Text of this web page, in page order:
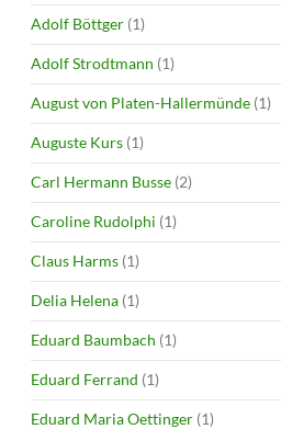
Adolf Böttger (1)
Adolf Strodtmann (1)
August von Platen-Hallermünde (1)
Auguste Kurs (1)
Carl Hermann Busse (2)
Caroline Rudolphi (1)
Claus Harms (1)
Delia Helena (1)
Eduard Baumbach (1)
Eduard Ferrand (1)
Eduard Maria Oettinger (1)